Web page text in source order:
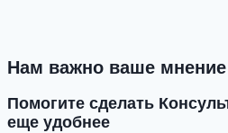
Нам важно ваше мнение
Помогите сделать
еще удобнее